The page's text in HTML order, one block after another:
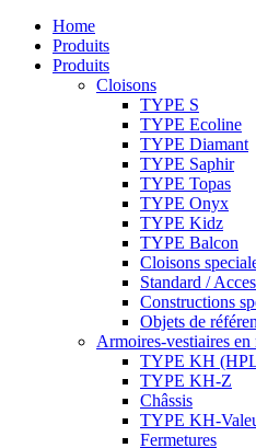
Home
Produits
Produits
Cloisons
TYPE S
TYPE Ecoline
TYPE Diamant
TYPE Saphir
TYPE Topas
TYPE Onyx
TYPE Kidz
TYPE Balcon
Cloisons
Standard /
Constructions
Objets de
Armoires-vestiaires en
TYPE KH
TYPE KH-Z
Châssis
TYPE KH-
Fermetures